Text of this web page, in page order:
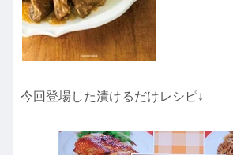
今回登場した漬けるだけレシピ↓